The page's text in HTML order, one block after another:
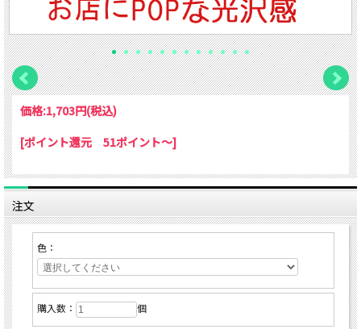
価格:1,703円(税込)
[ポイント還元 51ポイント～]
注文
色：
購入数： 個